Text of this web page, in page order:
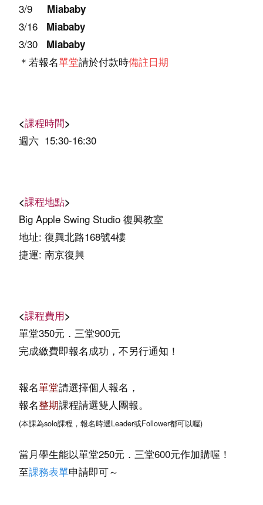
3/9 Miababy
3/16 Miababy
3/30 Miababy
＊若報名單堂請於付款時備註日期
<課程時間>
週六 15:30-16:30
<課程地點>
Big Apple Swing Studio 復興教室
地址: 復興北路168號4樓
捷運: 南京復興
<課程費用>
單堂350元．三堂900元
完成繳費即報名成功，不另行通知！
報名單堂請選擇個人報名 ，
報名整期課程請選雙人團報。
(本課為solo課程，報名時選Leader或Follower都可以喔)
當月學生能以單堂250元．三堂600元作加購喔！
至課務表單申請即可～